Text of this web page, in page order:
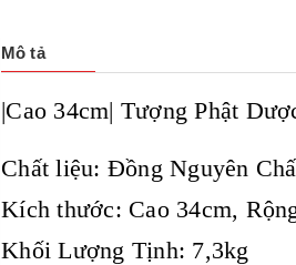
Mô tả
|Cao 34cm| Tượng Phật
Chất liệu: Đồng Nguyên
Kích thước: Cao 34cm,
Khối Lượng Tịnh: 7,3kg